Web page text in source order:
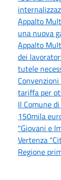
Appalto
una nuova
Appalto
dei
tutele
tariffa per
Il Comune
150mila
"Giovani e
Vertenza
Regione